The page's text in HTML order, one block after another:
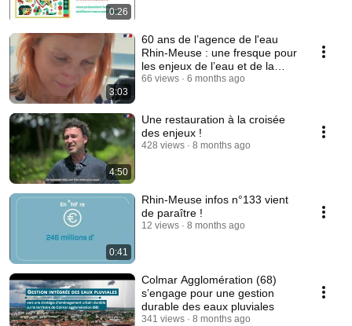
0:26
3:03
60 ans de l’agence de l'eau
Rhin-Meuse : une fresque pour
les enjeux de l’eau et de la
biodiversité
66 views 6 months ago
4:50
Une restauration à la croisée
des enjeux !
428 views 8 months ago
0:41
Rhin-Meuse infos n°133 vient
de paraître !
12 views 8 months ago
Colmar Agglomération (68)
s’engage pour une gestion
durable des eaux pluviales
341 views 8 months ago